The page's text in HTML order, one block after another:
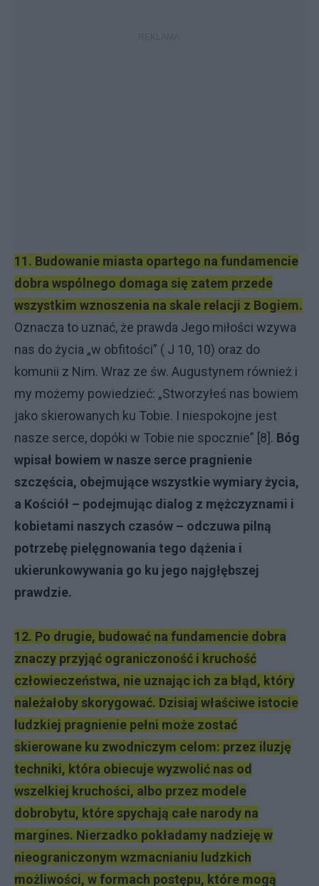
11. Budowanie miasta opartego na fundamencie
dobra wspólnego domaga się zatem przede
wszystkim wznoszenia na skale relacji z Bogiem.
Oznacza to uznać, że prawda Jego miłości wzywa
nas do życia „w obfitości” ( J 10, 10) oraz do
komunii z Nim. Wraz ze św. Augustynem również i
my możemy powiedzieć: „Stworzyłeś nas bowiem
jako skierowanych ku Tobie. I niespokojne jest
nasze serce, dopóki w Tobie nie spocznie” [8]. Bóg
wpisał bowiem w nasze serce pragnienie
szczęścia, obejmujące wszystkie wymiary życia,
a Kościół – podejmując dialog z mężczyznami i
kobietami naszych czasów – odczuwa pilną
potrzebę pielęgnowania tego dążenia i
ukierunkowywania go ku jego najgłębszej
prawdzie.
12. Po drugie, budować na fundamencie dobra
znaczy przyjąć ograniczoność i kruchość
człowieczeństwa, nie uznając ich za błąd, który
należałoby skorygować. Dzisiaj właściwe istocie
ludzkiej pragnienie pełni może zostać
skierowane ku zwodniczym celom: przez iluzję
techniki, która obiecuje wyzwolić nas od
wszelkiej kruchości, albo przez modele
dobrobytu, które spychają całe narody na
margines. Nierzadko pokładamy nadzieję w
nieograniczonym wzmacnianiu ludzkich
możliwości, w formach postępu, które mogą